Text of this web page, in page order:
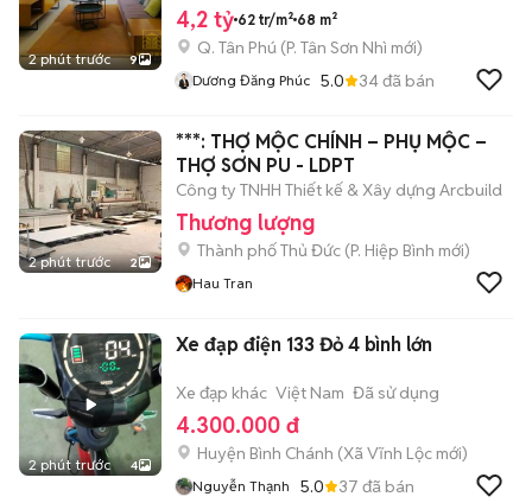
2 phút trước 9
4,2 tỷ 62 tr/m² 68 m²
Q. Tân Phú (P. Tân Sơn Nhì mới)
Dương Đăng Phúc 5.0 34đã bán
2 phút trước 2
***: THỢ MỘC CHÍNH – PHỤ MỘC –
THỢ SƠN PU - LDPT
Công ty TNHH Thiết kế & Xây dựng Arcbuild
Thương lượng
Thành phố Thủ Đức (P. Hiệp Bình mới)
Hau Tran
2 phút trước 4
Xe đạp điện 133 Đỏ 4 bình lớn
Xe đạp khác Việt Nam Đã sử dụng
4.300.000 đ
Huyện Bình Chánh (Xã Vĩnh Lộc mới)
Nguyễn Thạnh 5.0 37 đã bán